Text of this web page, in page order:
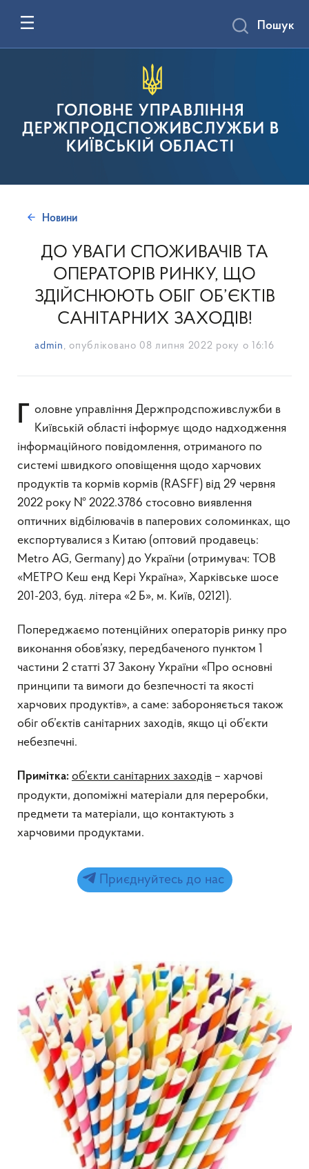
ГОЛОВНЕ УПРАВЛІННЯ
ДЕРЖПРОДСПОЖИВСЛУЖБИ В
КИЇВСЬКІЙ ОБЛАСТІ
Пошук
Новини
ДО УВАГИ СПОЖИВАЧІВ ТА
ОПЕРАТОРІВ РИНКУ, ЩО
ЗДІЙСНЮЮТЬ ОБІГ ОБ’ЄКТІВ
САНІТАРНИХ ЗАХОДІВ!
admin , опубліковано 08 липня 2022 року о 16:16
Головне управління Держпродспоживслужби в
Київській області інформує щодо надходження
інформаційного повідомлення, отриманого по
системі швидкого оповіщення щодо харчових
продуктів та кормів кормів (RASFF) від 29 червня
2022 року № 2022.3786 стосовно виявлення
оптичних відбілювачів в паперових соломинках, що
експортувалися з Китаю (оптовий продавець:
Metro AG, Germany) до України (отримувач: ТОВ
«МЕТРО Кеш енд Кері Україна», Харківське шосе
201-203, буд. літера «2 Б», м. Київ, 02121).
Попереджаємо потенційних операторів ринку про
виконання обов’язку, передбаченого пунктом 1
частини 2 статті 37 Закону України «Про основні
принципи та вимоги до безпечності та якості
харчових продуктів», а саме: забороняється також
обіг об’єктів санітарних заходів, якщо ці об’єкти
небезпечні.
Примітка: об’єкти санітарних заходів – харчові
продукти, допоміжні матеріали для переробки,
предмети та матеріали, що контактують з
харчовими продуктами.
Приєднуйтесь до нас